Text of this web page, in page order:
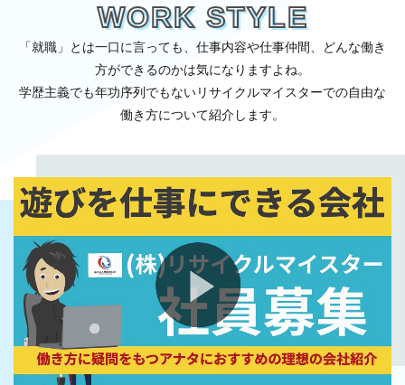
WORK STYLE
「就職」とは一口に言っても、仕事内容や仕事仲間、どんな働き
方ができるのかは気になりますよね。
学歴主義でも年功序列でもないリサイクルマイスターでの自由な
働き方について紹介します。